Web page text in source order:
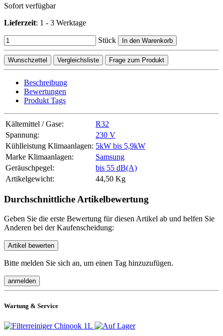
Sofort verfügbar
Lieferzeit: 1 - 3 Werktage
Stück In den Warenkorb
Wunschzettel Vergleichsliste Frage zum Produkt
Beschreibung
Bewertungen
Produkt Tags
Kältemittel / Gase:
R32
Spannung:
230 V
Kühlleistung Klimaanlagen: 5kW bis 5,9kW
Marke Klimaanlagen:
Samsung
Geräuschpegel:
bis 55 dB(A)
Artikelgewicht:
44,50 Kg
Durchschnittliche Artikelbewertung
Geben Sie die erste Bewertung für diesen Artikel ab und helfen Sie
Anderen bei der Kaufenscheidung:
Bitte melden Sie sich an, um einen Tag hinzuzufügen.
Wartung & Service